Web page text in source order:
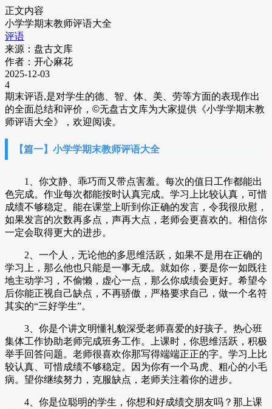
正文内容
小学学期末教师评语大全
评语
来源：盘古文库
作者：开心麻花
2025-12-03
4
期末评语,是对学生的德、智、体、美、劳等方面的表现作出
的全面总结和评价， ©无盘古文库为大家提供《小学学期末教
师评语大全》，欢迎阅读。
【篇一】小学学期末教师评语大全
1、你文静、乖巧而又带点害羞。每次的值日工作都能出
色完成。作业每次都能按时认真完成。学习上比较认真，可惜
成绩不够稳定。能在课堂上听到你正确的发言，令我很欣慰，
如果发言的次数再多点，声再大点，老师会更喜欢的。相信你
一定会取得更大的进步。
2、一个人，无论他的多思维活跃，如果不是用在正确的
学习上，那么他也只能是一事无成。就如你，要是你一如既往
地主动学习，不偷懒，虚心一点，那么你成绩会更好。希望今
后你能正视自己缺点，不再骄傲，严格要求自己，做一个名符
其实的“三好学生”。
3、你是个讲文明懂礼貌深受老师喜爱的好孩子。热心班
集体工作协助老师完成班务工作。上课时，你思维活跃，积极
举手回答问题。老师很喜欢你那写得端端正正的字。学习上比
较认真、可惜成绩不够稳定。因为你有一个马虎、粗心的小毛
病。望你继续努力，克服缺点，老师关注着你的进步。
4、你是位聪明的学生，你想和好成绩交朋友吗？那上课